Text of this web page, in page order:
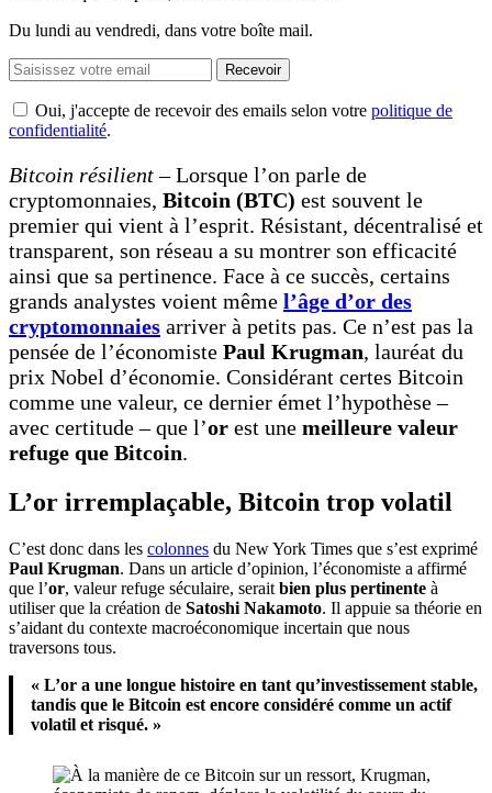
Du lundi au vendredi, dans votre boîte mail.
Recevoir
Oui, j'accepte de recevoir des emails selon votre politique de
confidentialité.
Bitcoin résilient– Lorsque l’on parle de
cryptomonnaies, Bitcoin (BTC) est souvent le
premier qui vient à l’esprit. Résistant, décentralisé et
transparent, son réseau a su montrer son efficacité
ainsi que sa pertinence. Face à ce succès, certains
grands analystes voient même l’âge d’or des
cryptomonnaies arriver à petits pas. Ce n’est pas la
pensée de l’économiste Paul Krugman, lauréat du
prix Nobel d’économie. Considérant certes Bitcoin
comme une valeur, ce dernier émet l’hypothèse –
avec certitude – que l’or est une meilleure valeur
refuge que Bitcoin.
L’or irremplaçable, Bitcoin trop volatil
C’est donc dans les colonnes du New York Times que s’est exprimé
Paul Krugman. Dans un article d’opinion, l’économiste a affirmé
que l’or, valeur refuge séculaire, serait bien plus pertinente à
utiliser que la création de Satoshi Nakamoto. Il appuie sa théorie en
s’aidant du contexte macroéconomique incertain que nous
traversons tous.
« L’or a une longue histoire en tant qu’investissement stable,
tandis que le Bitcoin est encore considéré comme un actif
volatil et risqué. »